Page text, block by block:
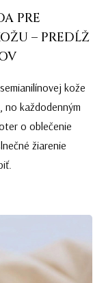
PRE
– PREDĹŽ
kože
no každodenným
o oblečenie
žiarenie